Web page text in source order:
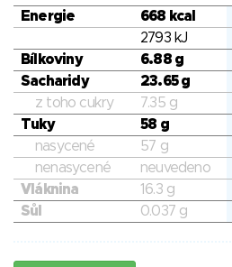
Energie 668 kcal
2793 kJ
Bílkoviny
6.88 g
Sacharidy
23.65 g
z toho cukry
7.35 g
Tuky
58 g
nasycené
57 g
nenasycené
neuvedeno
Vláknina
16.3 g
Sůl
0.037 g